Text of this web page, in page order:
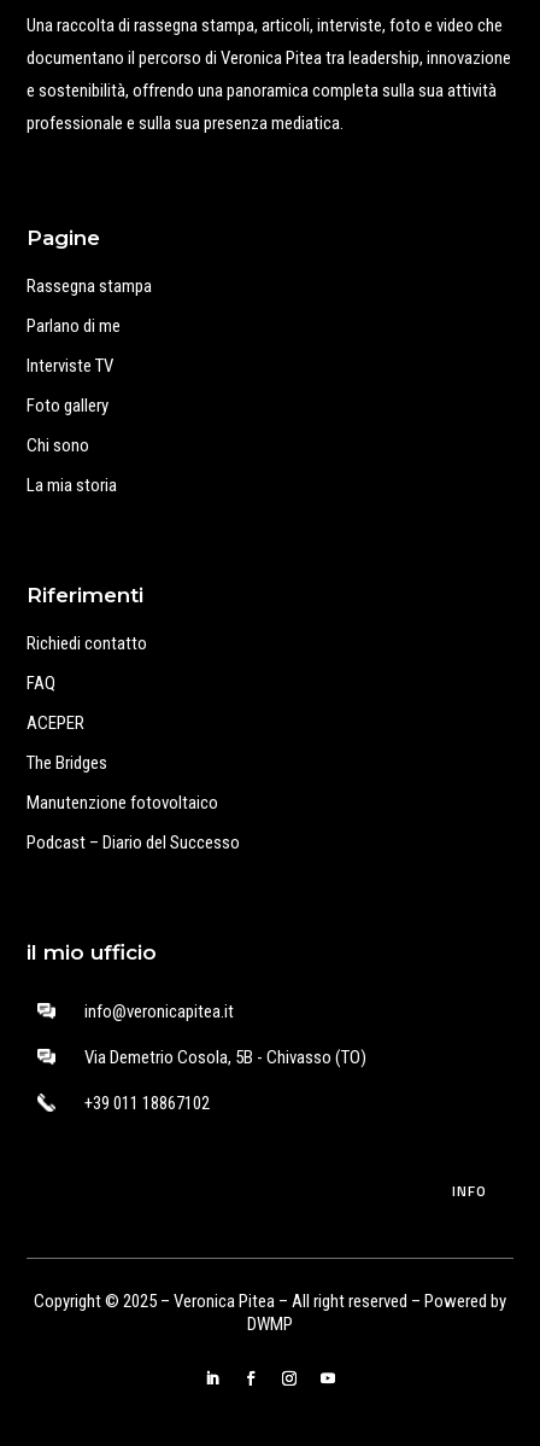
Una raccolta di rassegna stampa, articoli, interviste, foto e video che
documentano il percorso di Veronica Pitea tra leadership, innovazione
e sostenibilità, offrendo una panoramica completa sulla sua attività
professionale e sulla sua presenza mediatica.
Pagine
Rassegna stampa
Parlano di me
Interviste TV
Foto gallery
Chi sono
La mia storia
Riferimenti
Richiedi contatto
FAQ
ACEPER
The Bridges
Manutenzione fotovoltaico
Podcast – Diario del Successo
il mio ufficio
info@veronicapitea.it
Via Demetrio Cosola, 5B - Chivasso (TO)
+39 011 18867102
INFO
Copyright © 2025 – Veronica Pitea – All right reserved – Powered by
DWMP